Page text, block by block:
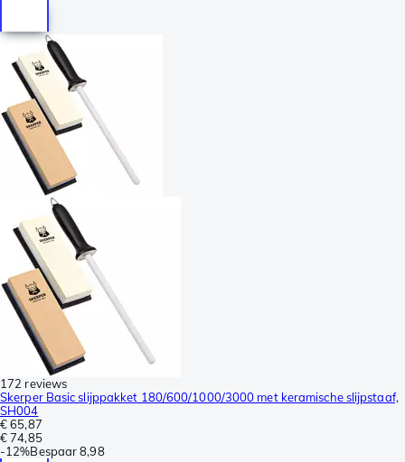
172 reviews
Skerper Basic slijppakket 180/600/1000/3000 met keramische slijpstaaf,
SH004
€ 65,87
€ 74,85
-12%Bespaar 8,98